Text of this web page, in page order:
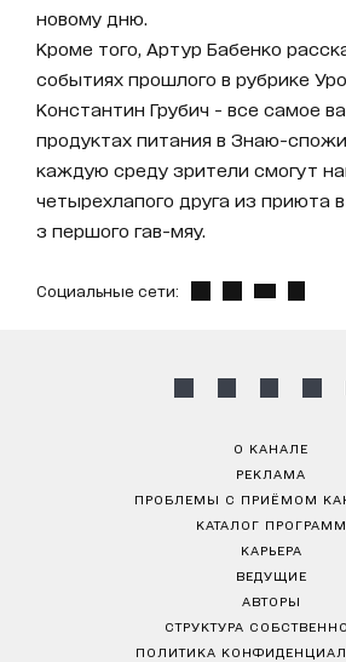
новому дню.
Кроме того, Артур Бабенко
событиях прошлого в рубрике
Константин Грубич - все самое
продуктах питания в Знаю-
каждую среду зрители смогут
четырехлапого друга из приюта
з першого гав-мяу.
Социальные сети:
О КАНАЛЕ
РЕКЛАМА
ПРОБЛЕМЫ С ПРИЁМОМ
КАТАЛОГ ПРОГРАММ
КАРЬЕРА
ВЕДУЩИЕ
АВТОРЫ
СТРУКТУРА
ПОЛИТИКА